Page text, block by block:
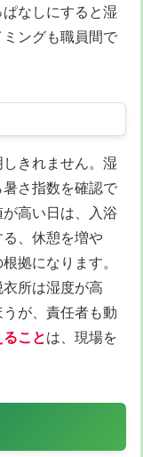
なしにすると湿
ングも職員間で
きれません。湿
さ指数を確認で
高い日は、入浴
、休憩を増や
拠になります。
衣所は湿度が高
が、責任者も動
ことは、現場を